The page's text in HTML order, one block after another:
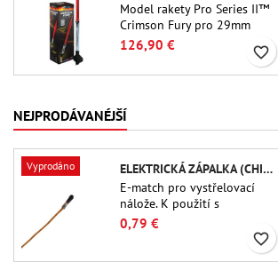
Model rakety Pro Series II™
Crimson Fury pro 29mm
motory typu E, F a také G.
Crimson Fury, navržený pro
pokročilé raketové nadšence,
plynulé návraty do
původního stavu a zážitek
propracovaný jako samotný
let.
126,90 € favorite_border
NEJPRODÁVANÉJŠÍ
Vyprodáno
ELEKTRICKÁ ZÁPALKA (CHIP-TYPE)
E-match pro vystřelovací
nálože. K použití s ​​
výškoměry nebo jinými
elektronickými zařízeními.
0,79 €
favorite_border